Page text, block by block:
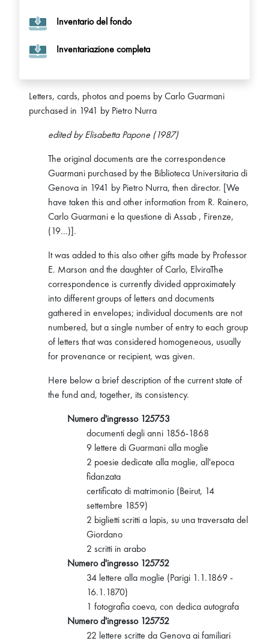
Inventario del fondo
Inventariazione completa
Letters, cards, photos and poems by Carlo Guarmani
purchased in 1941 by Pietro Nurra
edited by Elisabetta Papone (1987)
The original documents are the correspondence
Guarmani purchased by the Biblioteca Universitaria di
Genova in 1941 by Pietro Nurra, then director. [We
have taken this and other information from R. Rainero,
Carlo Guarmani e la questione di Assab , Firenze,
(19...)].
It was added to this also other gifts made by Professor
E. Marson and the daughter of Carlo, ElviraThe
correspondence is currently divided approximately
into different groups of letters and documents
gathered in envelopes; individual documents are not
numbered, but a single number of entry to each group
of letters that was considered homogeneous, usually
for provenance or recipient, was given.
Here below a brief description of the current state of
the fund and, together, its consistency.
Numero d'ingresso 125753
documenti degli anni 1856-1868
9 lettere di Guarmani alla moglie
2 poesie dedicate alla moglie, all'epoca
fidanzata
certificato di matrimonio (Beirut, 14
settembre 1859)
2 biglietti scritti a lapis, su una traversata del
Giordano
2 scritti in arabo
Numero d'ingresso 125752
34 lettere alla moglie (Parigi 1.1.1869 -
16.1.1870)
1 fotografia coeva, con dedica autografa
Numero d'ingresso 125752
22 lettere scritte da Genova ai familiari